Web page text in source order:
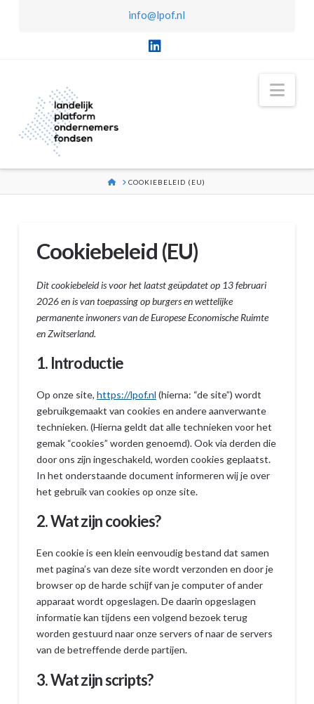
info@lpof.nl
HOME
COOKIEBELEID (EU)
Cookiebeleid (EU)
Dit cookiebeleid is voor het laatst geüpdatet op 13 februari
2026 en is van toepassing op burgers en wettelijke
permanente inwoners van de Europese Economische Ruimte
en Zwitserland.
1. Introductie
Op onze site, https://lpof.nl (hierna: “de site”) wordt
gebruikgemaakt van cookies en andere aanverwante
technieken. (Hierna geldt dat alle technieken voor het
gemak “cookies” worden genoemd). Ook via derden die
door ons zijn ingeschakeld, worden cookies geplaatst.
In het onderstaande document informeren wij je over
het gebruik van cookies op onze site.
2. Wat zijn cookies?
Een cookie is een klein eenvoudig bestand dat samen
met pagina’s van deze site wordt verzonden en door je
browser op de harde schijf van je computer of ander
apparaat wordt opgeslagen. De daarin opgeslagen
informatie kan tijdens een volgend bezoek terug
worden gestuurd naar onze servers of naar de servers
van de betreffende derde partijen.
3. Wat zijn scripts?